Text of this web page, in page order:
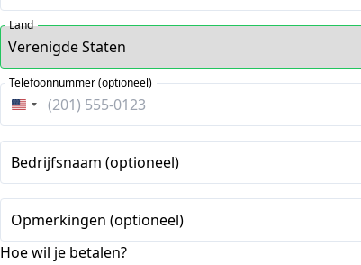
Land
Verenigde
Staten
+1
Telefoonnummer (optioneel)
Bedrijfsnaam (optioneel)
Opmerkingen (optioneel)
Hoe wil je betalen?